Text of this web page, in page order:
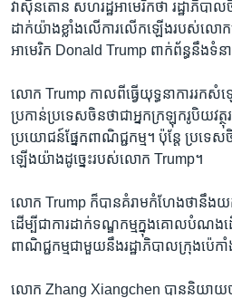
វ៉ាស៊ីនតោន សហរដ្ឋ​អាមេរិក​ថា រដ្ឋាភិបា
ដាក់​យ៉ាង​ខ្លាំង​លើ​ការ​លើក​ឡើង​របស់​លោក​
អាមេរិក Donald Trump ពាក់ព័ន្ធ​នឹង​ទំន
លោក Trump កាល​ពី​ធ្វើ​យុទ្ធនាការ​រក​សំ
ប្រកាន់​ប្រទេស​ចិន​ថា​ជា​អ្នក​ក្រឡុក​រូបិយវ
ប្រយោជន៍​ផ្នែក​ពាណិជ្ជកម្ម។ ប៉ុន្តែ ប្រទ
ឡើង​យ៉ាង​ដូច្នេះ​របស់​លោក Trump។
លោក Trump ក៏​បាន​គំរាម​កំហែង​ថា​នឹ
ដើម្បី​ជា​ការ​ដាក់​ទណ្ឌកម្ម​ក្នុង​គោល​បំណង​
ពាណិជ្ជកម្ម​ជាមួយ​នឹង​រដ្ឋាភិបាល​ក្រុង​ប៉េក
លោក Zhang Xiangchen បាន​និយាយ​